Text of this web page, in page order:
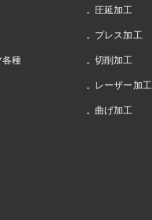
各種
圧延加工
プレス加工
切削加工
レーザー加工
曲げ加工